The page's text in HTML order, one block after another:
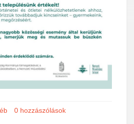
0 hozzászólások